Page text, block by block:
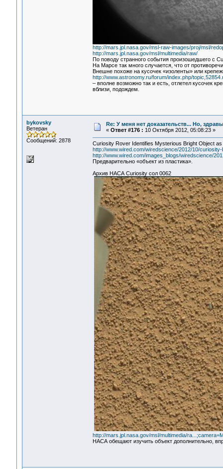
http://mars.jpl.nasa.gov/msl-raw-images/proj/msl/
http://mars.jpl.nasa.gov/msl/multimedia/raw/
По поводу странного события произошедшего с
На Марсе так много случается, что от
Внешне похоже на кусочек «изоленты» или
http://www.astronomy.ru/forum/index.php/
– вполне возможно так и есть, отлетел кусочек
вблизи, подождем.
bykovsky
Ветеран
Сообщений: 2878
Re: У меня нет доказательств... Но,
« Ответ #176 : 10 Октября 2012, 05:08:23 »
Curiosity Rover Identifies Mysterious Bright Object as
http://www.wired.com/wiredscience/2012/10/
http://www.wired.com/images_blogs/wiredscience/
Предварительно «объект из пластика».
Архив НАСА Curiosity сол 0062
http://mars.jpl.nasa.gov/msl/multimedia/
НАСА обещают изучить объект дополнительно,